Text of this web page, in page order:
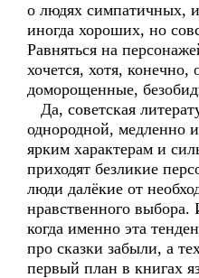
о людях симпатичных,
иногда хороших, но
Равняться на
хочется, хотя,
доморощенные,
Да, советская
однородной, медленно
ярким характерам и
приходят безликие
люди далёкие от
нравственного выбора.
когда именно эта
про сказки забыли, а
первый план в книгах